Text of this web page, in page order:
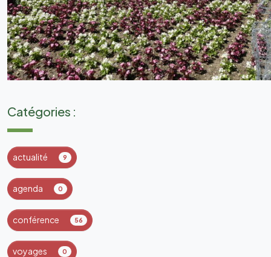
Catégories :
actualité 9
agenda 0
conférence 56
voyages 0